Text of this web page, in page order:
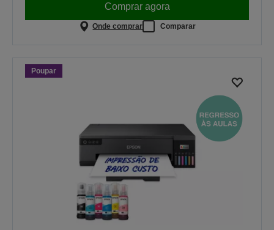
Comprar agora
Onde comprar Comparar
Poupar